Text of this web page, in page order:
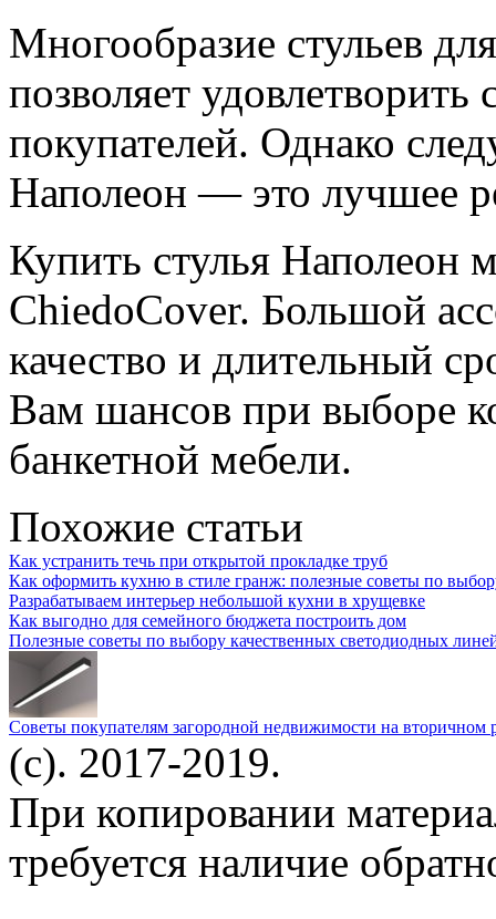
Многообразие стульев
позволяет
покупателей. Однако
Наполеон — это лучшее
Купить стулья Наполеон
ChiedoCover. Большой
качество и длительный
Вам шансов при выборе
банкетной мебели.
Похожие статьи
Как устранить течь при открытой прокладке труб
Как оформить кухню в стиле гранж: полезные советы по
Разрабатываем интерьер небольшой кухни в хрущевке
Как выгодно для семейного бюджета построить дом
Полезные советы по выбору качественных светодиодных
Советы покупателям загородной недвижимости на вторичном
(c). 2017-2019.
При копировании
требуется наличие